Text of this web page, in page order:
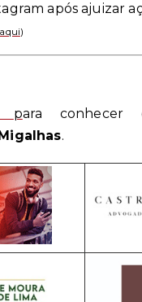
após ajuizar
)
para conhecer
.